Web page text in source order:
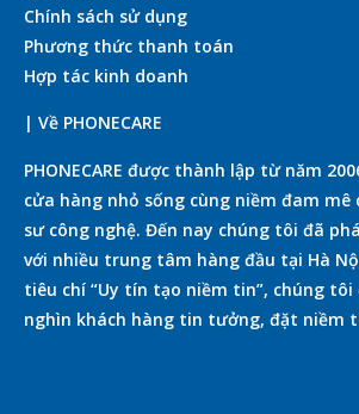
Chính sách sử dụng
Phương thức thanh toán
Hợp tác kinh doanh
| Về PHONECARE
PHONECARE được thành lập từ năm
cửa hàng nhỏ sống cùng niềm đam
sư công nghệ. Đến nay chúng tôi đã
với nhiều trung tâm hàng đầu tại Hà
tiêu chí “Uy tín tạo niềm tin”, chúng tôi
nghìn khách hàng tin tưởng, đặt niềm